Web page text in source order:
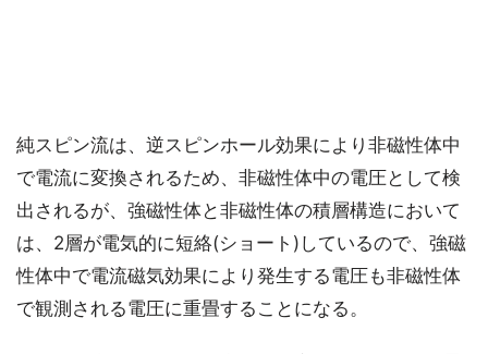
純スピン流は、逆スピンホール効果により非磁性体中
で電流に変換されるため、非磁性体中の電圧として検
出されるが、強磁性体と非磁性体の積層構造において
は、2層が電気的に短絡(ショート)しているので、強磁
性体中で電流磁気効果により発生する電圧も非磁性体
で観測される電圧に重畳することになる。